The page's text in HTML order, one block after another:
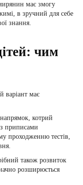
має змогу
в зручний для себе
знання.
чим
варіант має
котрий
з приписами
проходженню тестів,
також розвиток
розширюється